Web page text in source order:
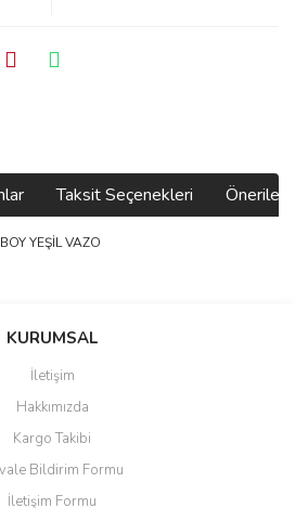
Taksit Seçenekleri
YEŞİL VAZO
ilk yorumu siz yapın!
veya görüntülenemiyor.
bilgiler bulunuyor.
bulunuyor.
KURUMSAL
İletişim
Hakkımızda
Kargo Takibi
Bildirim Formu
İletişim Formu